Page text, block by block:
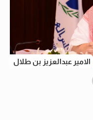
الامير عبدالعزيز بن طلال